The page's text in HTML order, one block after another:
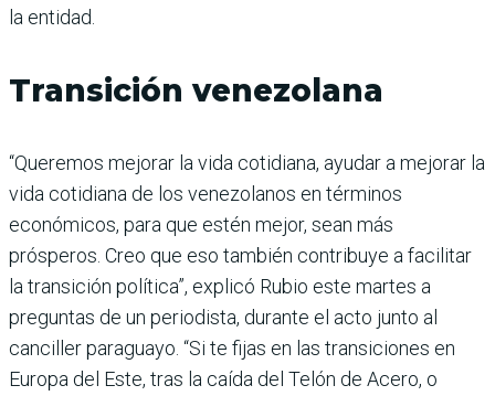
la entidad.
Transición venezolana
“Queremos mejorar la vida cotidiana, ayudar a mejorar la
vida cotidiana de los venezolanos en términos
económicos, para que estén mejor, sean más
prósperos. Creo que eso también contribuye a facilitar
la transición política”, explicó Rubio este martes a
preguntas de un periodista, durante el acto junto al
canciller paraguayo. “Si te fijas en las transiciones en
Europa del Este, tras la caída del Telón de Acero, o